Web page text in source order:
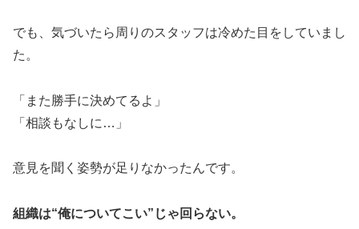
でも、気づいたら周りのスタッフは冷めた目をしていまし
た。
「また勝手に決めてるよ」
「相談もなしに…」
意見を聞く姿勢が足りなかったんです。
組織は“俺についてこい”じゃ回らない。